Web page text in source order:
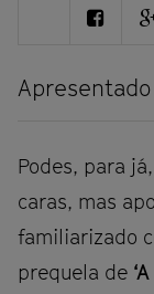
ShareShare
Podes, para
caras, mas
familiarizado
prequela de